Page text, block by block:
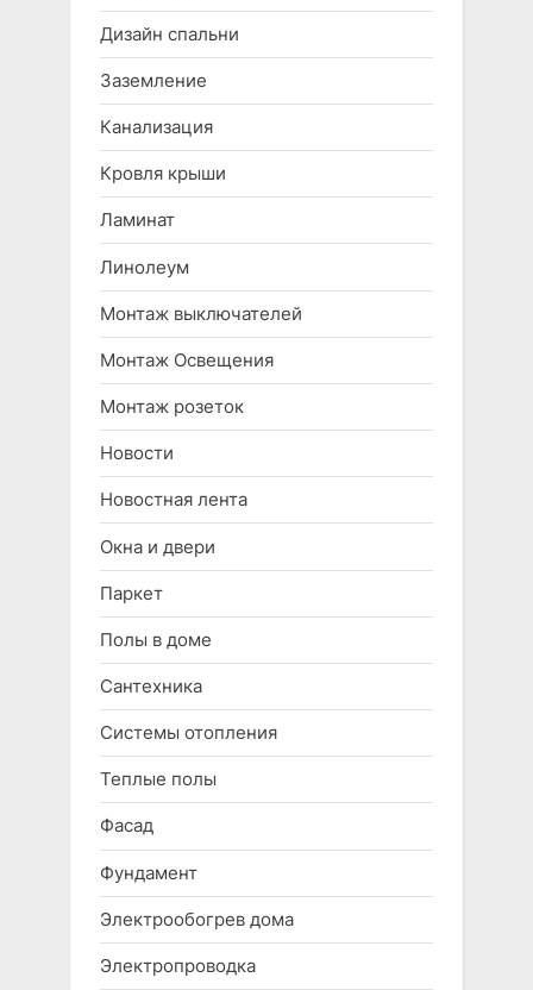
Дизайн спальни
Заземление
Канализация
Кровля крыши
Ламинат
Линолеум
Монтаж выключателей
Монтаж Освещения
Монтаж розеток
Новости
Новостная лента
Окна и двери
Паркет
Полы в доме
Сантехника
Системы отопления
Теплые полы
Фасад
Фундамент
Электрообогрев дома
Электропроводка